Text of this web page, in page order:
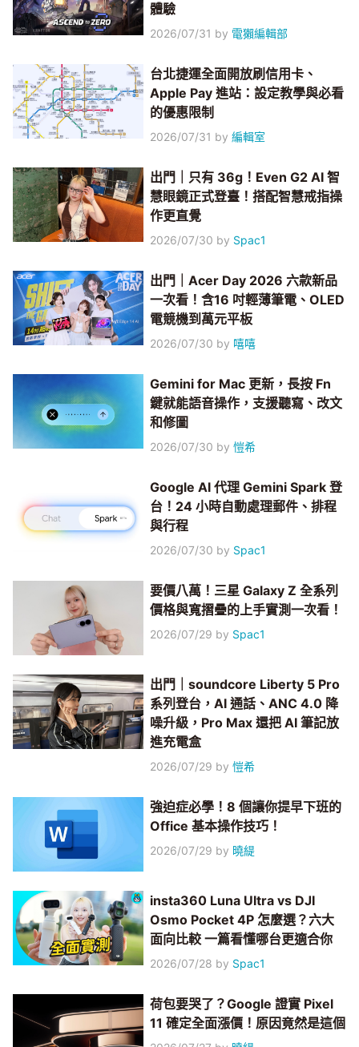
體驗
2026/07/31 by 電獺編輯部
台北捷運全面開放刷信用卡、
Apple Pay 進站：設定教學與必看
的優惠限制
2026/07/31 by編輯室
出門｜只有 36g！Even G2 AI 智
慧眼鏡正式登臺！搭配智慧戒指操
作更直覺
2026/07/30 by Spac1
出門｜Acer Day 2026 六款新品
一次看！含16 吋輕薄筆電、OLED
電競機到萬元平板
2026/07/30 by 嘻嘻
Gemini for Mac 更新，長按 Fn
鍵就能語音操作，支援聽寫、改文
和修圖
2026/07/30 by愷希
Google AI 代理 Gemini Spark 登
台！24 小時自動處理郵件、排程
與行程
2026/07/30 by Spac1
要價八萬！三星 Galaxy Z 全系列
價格與寬摺疊的上手實測一次看！
2026/07/29 by Spac1
出門｜soundcore Liberty 5 Pro
系列登台，AI 通話、ANC 4.0 降
噪升級，Pro Max 還把 AI 筆記放
進充電盒
2026/07/29 by愷希
強迫症必學！8 個讓你提早下班的
Office 基本操作技巧！
2026/07/29 by 曉緹
insta360 Luna Ultra vs DJI
Osmo Pocket 4P 怎麼選？六大
面向比較 一篇看懂哪台更適合你
2026/07/28 by Spac1
荷包要哭了？Google 證實 Pixel
11 確定全面漲價！原因竟然是這個